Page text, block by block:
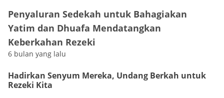
Penyaluran Sedekah untuk Bahagiakan
Yatim dan Dhuafa Mendatangkan
Keberkahan Rezeki
6 bulan yang lalu
Hadirkan Senyum Mereka, Undang Berkah untuk
Rezeki Kita